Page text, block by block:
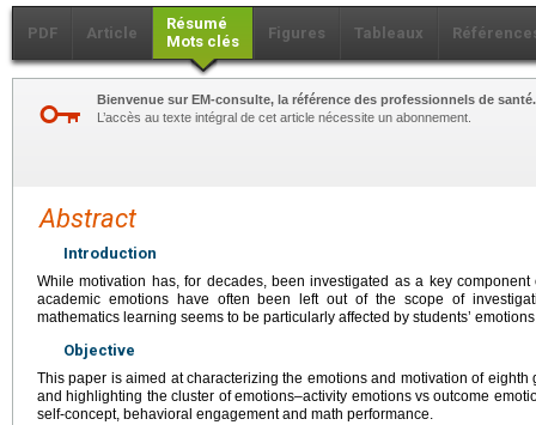
PDF Article
Résumé
Mots clés
Figures Tableaux
Bienvenue sur EM-consulte, la référence des professionnels de santé.
L’accès au texte intégral de cet article nécessite un abonnement.
Abstract
Introduction
While motivation has, for decades, been investigated as a key
academic emotions have often been left out of the scope of
mathematics learning seems to be particularly affected by students’
Objective
This paper is aimed at characterizing the emotions and motivation of
and highlighting the cluster of emotions–activity emotions vs outcome
self-concept, behavioral engagement and math performance.